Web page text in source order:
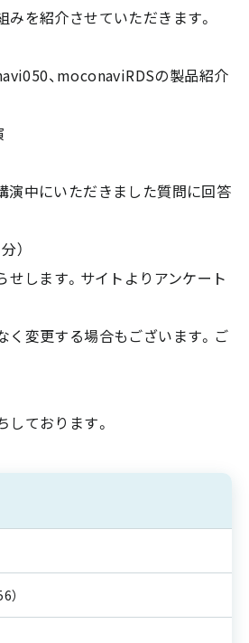
を紹介させていただきます。
、moconaviRDSの製品紹介
演中にいただきました質問に回答
）
します。サイトよりアンケート
変更する場合もございます。ご
ております。
）